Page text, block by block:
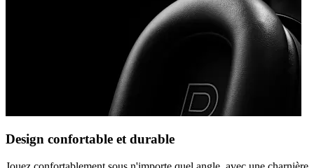
Design confortable et durable